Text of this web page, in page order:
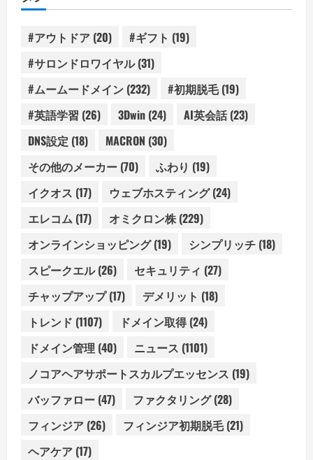
#アウトドア (20) #ギフト (19)
#サロンドロワイヤル(31)
#ムームードメイン (232) #初期脱毛(19)
#英語学習 (26) 3Dwin (24) AI英会話(23)
DNS設定 (18) MACRON (30)
その他のメーカー (70) ふわり (19)
イクオス (17) ウェブホスティング(24)
エレコム (17) オミクロン株 (229)
オンラインショッピング(19) シンプリッチ (18)
スピークエル(26) セキュリティ (27)
チャップアップ(17) デメリット (18)
トレンド (1107) ドメイン取得(24)
ドメイン管理 (40) ニュース (1101)
ノコアヘアサポートスカルプエッセンス (19)
バッファロー (47) ファクタリング(28)
フィンジア (26) フィンジア初期脱毛(21)
ヘアケア (17)